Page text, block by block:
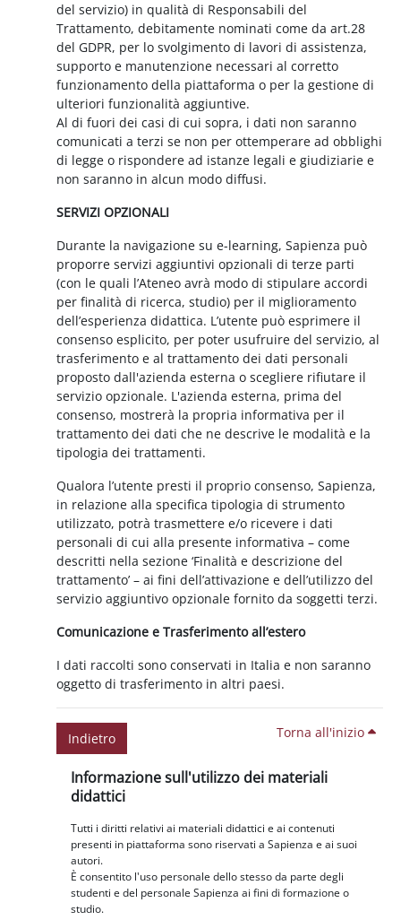
del servizio) in qualità di Responsabili del
Trattamento, debitamente nominati come da art.28
del GDPR, per lo svolgimento di lavori di assistenza,
supporto e manutenzione necessari al corretto
funzionamento della piattaforma o per la gestione di
ulteriori funzionalità aggiuntive.
Al di fuori dei casi di cui sopra, i dati non saranno
comunicati a terzi se non per ottemperare ad obblighi
di legge o rispondere ad istanze legali e giudiziarie e
non saranno in alcun modo diffusi.
SERVIZI OPZIONALI
Durante la navigazione su e-learning, Sapienza può
proporre servizi aggiuntivi opzionali di terze parti
(con le quali l’Ateneo avrà modo di stipulare accordi
per finalità di ricerca, studio) per il miglioramento
dell’esperienza didattica. L’utente può esprimere il
consenso esplicito, per poter usufruire del servizio, al
trasferimento e al trattamento dei dati personali
proposto dall'azienda esterna o scegliere rifiutare il
servizio opzionale. L'azienda esterna, prima del
consenso, mostrerà la propria informativa per il
trattamento dei dati che ne descrive le modalità e la
tipologia dei trattamenti.
Qualora l’utente presti il proprio consenso, Sapienza,
in relazione alla specifica tipologia di strumento
utilizzato, potrà trasmettere e/o ricevere i dati
personali di cui alla presente informativa – come
descritti nella sezione ‘Finalità e descrizione del
trattamento’ – ai fini dell’attivazione e dell’utilizzo del
servizio aggiuntivo opzionale fornito da soggetti terzi.
Comunicazione e Trasferimento all’estero
I dati raccolti sono conservati in Italia e non saranno
oggetto di trasferimento in altri paesi.
Indietro Torna all'inizio
Blocchi
Informazione sull'utilizzo dei materiali
didattici
Tutti i diritti relativi ai materiali didattici e ai contenuti
presenti in piattaforma sono riservati a Sapienza e ai suoi
autori.
È consentito l'uso personale dello stesso da parte degli
studenti e del personale Sapienza ai fini di formazione o
studio.